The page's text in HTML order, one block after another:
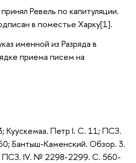
Ревель по капитуляции.
в поместье Харку[1].
именной из Разряда в
приема писем на
Куускемаа. Петр I. С. 11; ПСЗ.
Бантыш-Каменский. Обзор. 3.
IV. № 2298-2299. С. 560-